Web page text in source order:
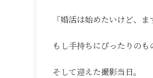
「婚活は始めたいけど、
もし手持ちにぴったりの
そして迎えた撮影当日。